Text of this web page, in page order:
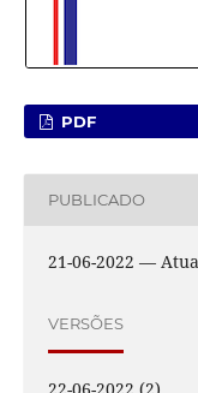
PDF
PUBLICADO
21-06-2022 —
VERSÕES